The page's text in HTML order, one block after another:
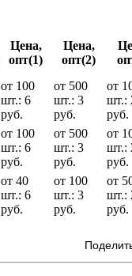
Цена,
опт(1)
Цена,
опт(2)
от 100
шт.: 6
руб.
от 500
шт.: 3
руб.
от
шт.:
руб.
от 100
шт.: 6
руб.
от 500
шт.: 3
руб.
от
шт.:
руб.
от 40
шт.: 6
руб.
от 100
шт.: 3
руб.
от
шт.:
руб.